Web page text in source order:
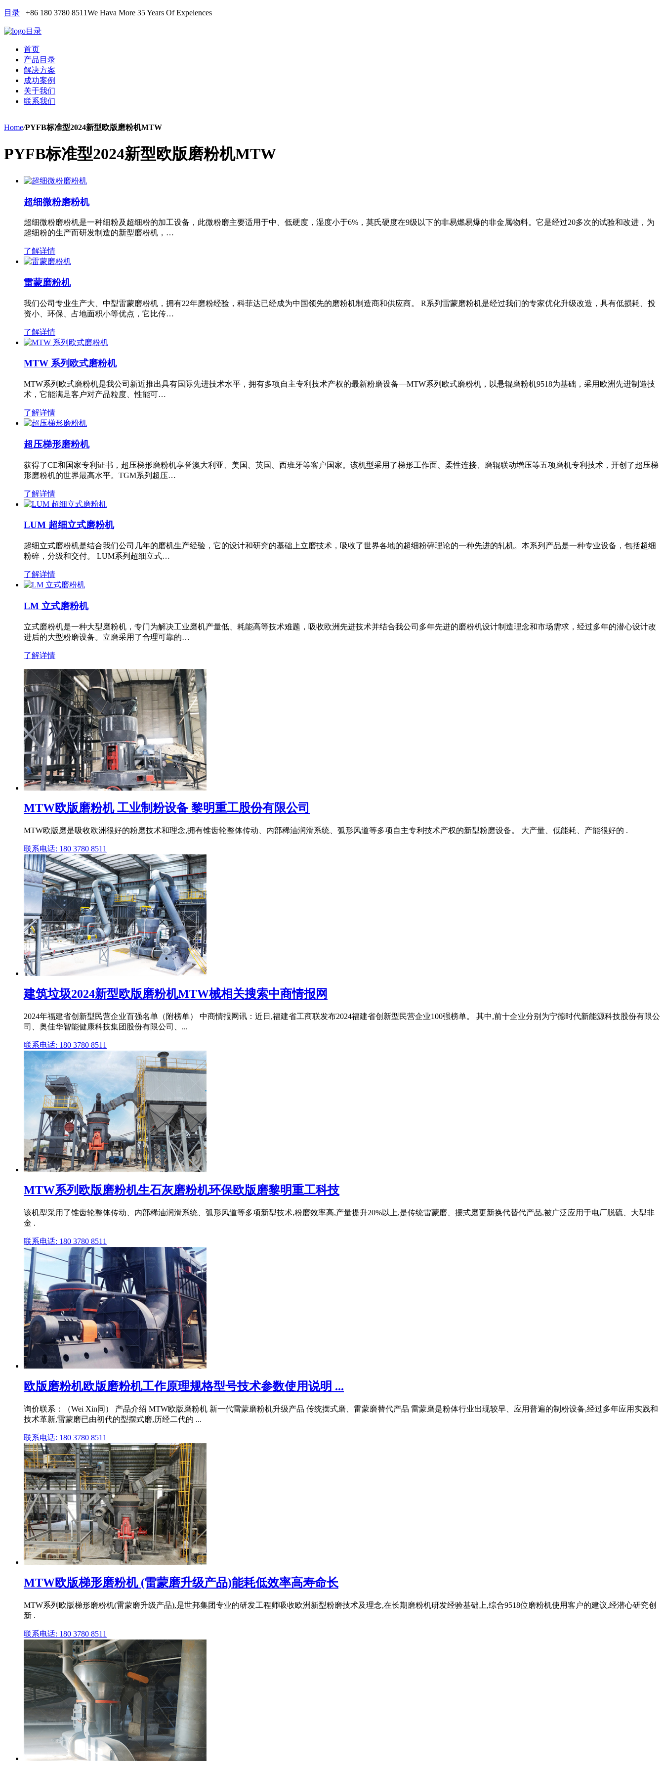
目录 +86 180 3780 8511We Hava More 35 Years Of Expeiences
目录
首页
产品目录
解决方案
成功案例
关于我们
联系我们
Home/PYFB标准型2024新型欧版磨粉机MTW
PYFB标准型2024新型欧版磨粉机MTW
超细微粉磨粉机
超细微粉磨粉机是一种细粉及超细粉的加工设备，此微粉磨主要适用于中、低硬度，湿度小于6%，莫氏硬度在9级以下的非易燃易爆的非金属物料。它是经过20多次的试验和改进，为
超细粉的生产而研发制造的新型磨粉机，…
了解详情
雷蒙磨粉机
我们公司专业生产大、中型雷蒙磨粉机，拥有22年磨粉经验，科菲达已经成为中国领先的磨粉机制造商和供应商。 R系列雷蒙磨粉机是经过我们的专家优化升级改造，具有低损耗、投
资小、环保、占地面积小等优点，它比传…
了解详情
MTW 系列欧式磨粉机
MTW系列欧式磨粉机是我公司新近推出具有国际先进技术水平，拥有多项自主专利技术产权的最新粉磨设备—MTW系列欧式磨粉机，以悬辊磨粉机9518为基础，采用欧洲先进制造技
术，它能满足客户对产品粒度、性能可…
了解详情
超压梯形磨粉机
获得了CE和国家专利证书，超压梯形磨粉机享誉澳大利亚、美国、英国、西班牙等客户国家。该机型采用了梯形工作面、柔性连接、磨辊联动增压等五项磨机专利技术，开创了超压梯
形磨粉机的世界最高水平。TGM系列超压…
了解详情
LUM 超细立式磨粉机
超细立式磨粉机是结合我们公司几年的磨机生产经验，它的设计和研究的基础上立磨技术，吸收了世界各地的超细粉碎理论的一种先进的轧机。本系列产品是一种专业设备，包括超细
粉碎，分级和交付。 LUM系列超细立式…
了解详情
LM 立式磨粉机
立式磨粉机是一种大型磨粉机，专门为解决工业磨机产量低、耗能高等技术难题，吸收欧洲先进技术并结合我公司多年先进的磨粉机设计制造理念和市场需求，经过多年的潜心设计改
进后的大型粉磨设备。立磨采用了合理可靠的…
了解详情
MTW欧版磨粉机 工业制粉设备 黎明重工股份有限公司
MTW欧版磨是吸收欧洲很好的粉磨技术和理念,拥有锥齿轮整体传动、内部稀油润滑系统、弧形风道等多项自主专利技术产权的新型粉磨设备。 大产量、低能耗、产能很好的 .
联系电话: 180 3780 8511
建筑垃圾2024新型欧版磨粉机MTW械相关搜索中商情报网
2024年福建省创新型民营企业百强名单（附榜单） 中商情报网讯：近日,福建省工商联发布2024福建省创新型民营企业100强榜单。 其中,前十企业分别为宁德时代新能源科技股份有限公
司、奥佳华智能健康科技集团股份有限公司、...
联系电话: 180 3780 8511
MTW系列欧版磨粉机生石灰磨粉机环保欧版磨黎明重工科技
该机型采用了锥齿轮整体传动、内部稀油润滑系统、弧形风道等多项新型技术,粉磨效率高,产量提升20%以上,是传统雷蒙磨、摆式磨更新换代替代产品,被广泛应用于电厂脱硫、大型非
金 .
联系电话: 180 3780 8511
欧版磨粉机欧版磨粉机工作原理规格型号技术参数使用说明 ...
询价联系：（Wei Xin同） 产品介绍 MTW欧版磨粉机 新一代雷蒙磨粉机升级产品 传统摆式磨、雷蒙磨替代产品 雷蒙磨是粉体行业出现较早、应用普遍的制粉设备,经过多年应用实践和
技术革新,雷蒙磨已由初代的型摆式磨,历经二代的 ...
联系电话: 180 3780 8511
MTW欧版梯形磨粉机 (雷蒙磨升级产品)能耗低效率高寿命长
MTW系列欧版梯形磨粉机(雷蒙磨升级产品),是世邦集团专业的研发工程师吸收欧洲新型粉磨技术及理念,在长期磨粉机研发经验基础上,综合9518位磨粉机使用客户的建议,经潜心研究创
新 .
联系电话: 180 3780 8511